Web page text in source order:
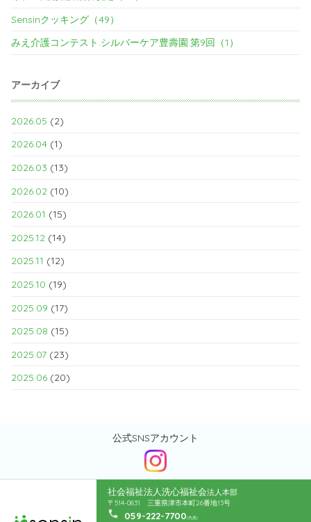
Sensinクッキング（49）
みえ介護コンテスト.シルバーケア豊壽園.第9回（1）
アーカイブ
2026.05 (2)
2026.04 (1)
2026.03 (13)
2026.02 (10)
2026.01 (15)
2025.12 (14)
2025.11 (12)
2025.10 (19)
2025.09 (17)
2025.08 (15)
2025.07 (23)
2025.06 (20)
公式SNSアカウント
社会福祉法人洗心福祉会法人本部
〒514-0831 三重県津市本町26番地13号
059-222-7700(代表)